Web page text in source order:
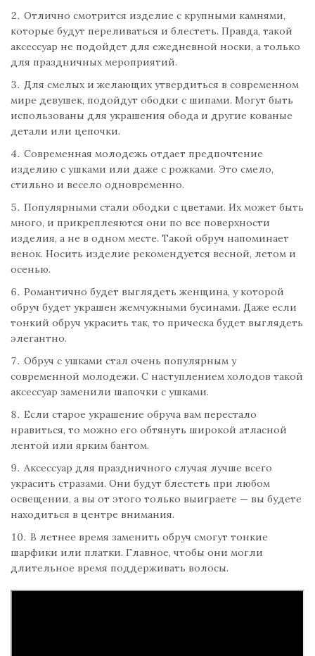
Отлично смотрится изделие с крупными камнями,
которые будут переливаться и блестеть. Правда, такой
аксессуар не подойдет для ежедневной носки, а только
для праздничных мероприятий.
Для смелых и желающих утвердиться в современном
мире девушек, подойдут ободки с шипами. Могут быть
использованы для украшения обода и другие кованые
детали или цепочки.
Современная молодежь отдает предпочтение
изделию с ушками или даже с рожками. Это смело,
стильно и весело одновременно.
Популярными стали ободки с цветами. Их может быть
много, и прикреплеяются они по все поверхности
изделия, а не в одном месте. Такой обруч напоминает
венок. Носить изделие рекомендуется весной, летом и
осенью.
Романтично будет выглядеть женщина, у которой
обруч будет украшен жемчужными бусинами. Даже если
тонкий обруч украсить так, то прическа будет выглядеть
элегантно.
Обруч с ушками стал очень популярным у
современной молодежи. С наступлением холодов такой
аксессуар заменили шапочки с ушками.
Если старое украшение обруча вам перестало
нравиться, то можно его обтянуть широкой атласной
лентой или ярким бантом.
Аксессуар для праздничного случая лучше всего
украсить стразами. Они будут блестеть при любом
освещении, а вы от этого только выиграете — вы будете
находиться в центре внимания.
В летнее время заменить обруч смогут тонкие
шарфики или платки. Главное, чтобы они могли
длительное время поддерживать волосы.